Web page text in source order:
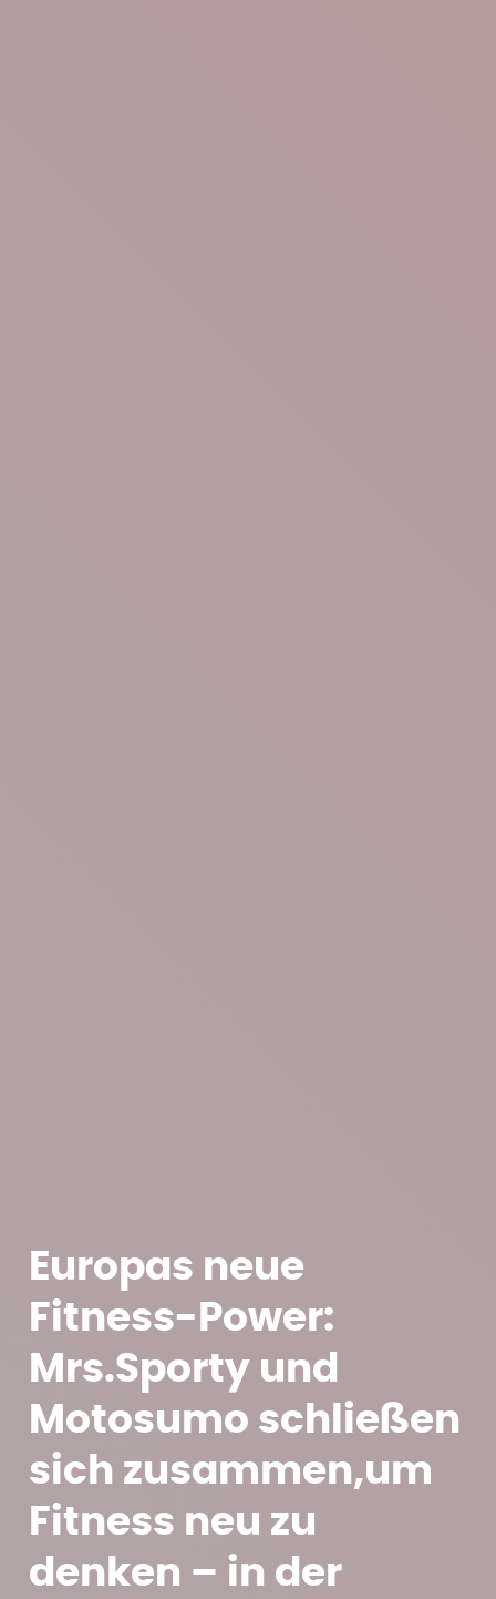
Europas neue
Fitness-Power:
Mrs.Sporty und
Motosumo schließen
sich zusammen,um
Fitness neu zu
denken – in der